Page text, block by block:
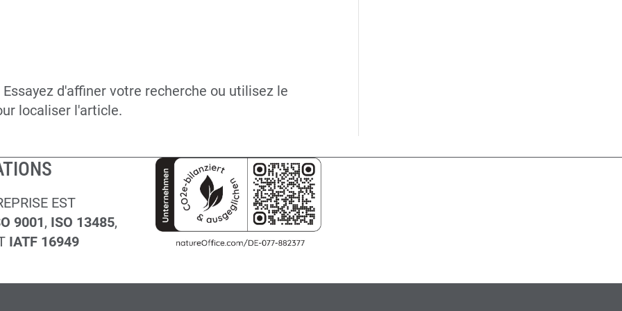
d'affiner votre recherche ou utilisez le
localiser l'article.
EST
9001, ISO 13485,
IATF 16949